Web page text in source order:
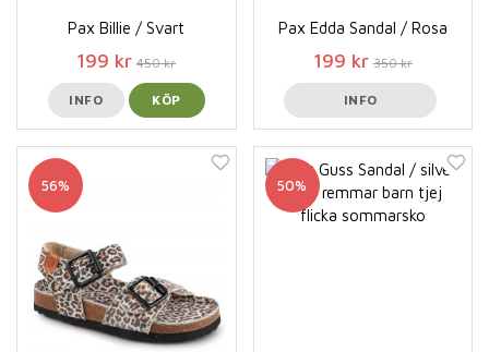
Pax Billie / Svart
199 kr 450 kr
INFO KÖP
Pax Edda Sandal / Rosa
199 kr 350 kr
INFO
56% 50%